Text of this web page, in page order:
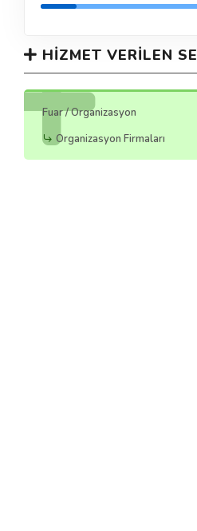
HIZMET VERILEN
Fuar / Organizasyon
Organizasyon Firmaları